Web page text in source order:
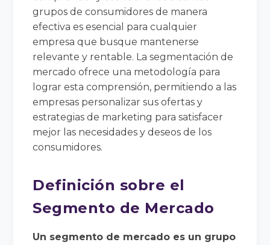
grupos de consumidores de manera
efectiva es esencial para cualquier
empresa que busque mantenerse
relevante y rentable. La segmentación de
mercado ofrece una metodología para
lograr esta comprensión, permitiendo a las
empresas personalizar sus ofertas y
estrategias de marketing para satisfacer
mejor las necesidades y deseos de los
consumidores.
Definición sobre el
Segmento de Mercado
Un segmento de mercado es un grupo